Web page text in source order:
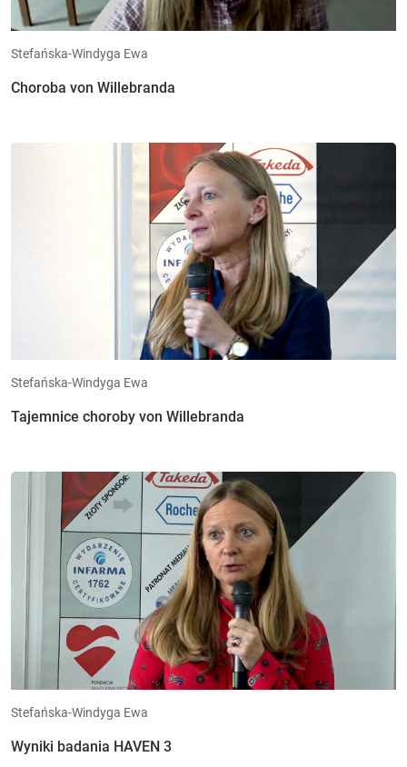
Stefańska-Windyga Ewa
Choroba von Willebranda
Stefańska-Windyga Ewa
Tajemnice choroby von Willebranda
Stefańska-Windyga Ewa
Wyniki badania HAVEN 3